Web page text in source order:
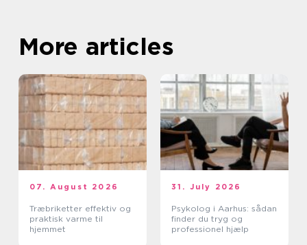
More articles
07. August 2026
Træbriketter effektiv og
praktisk varme til
hjemmet
31. July 2026
Psykolog i Aarhus: sådan
finder du tryg og
professionel hjælp